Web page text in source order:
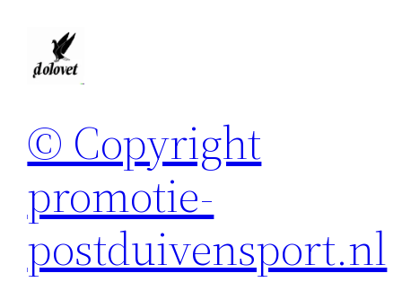
© Copyright
promotie-
postduivensport.nl